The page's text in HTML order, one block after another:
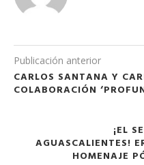
Publicación anterior
CARLOS SANTANA Y
COLABORACIÓN
¡EL
AGUASCALIENTES!
HOMENAJE